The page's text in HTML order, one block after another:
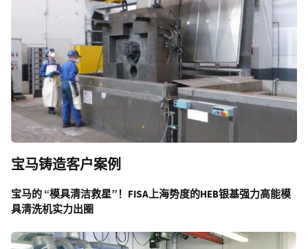
宝马铸造客户案例
宝马的 “模具清洁救星”！FISA上海势度的HEB银基强力高能模
具清洗机实力出圈